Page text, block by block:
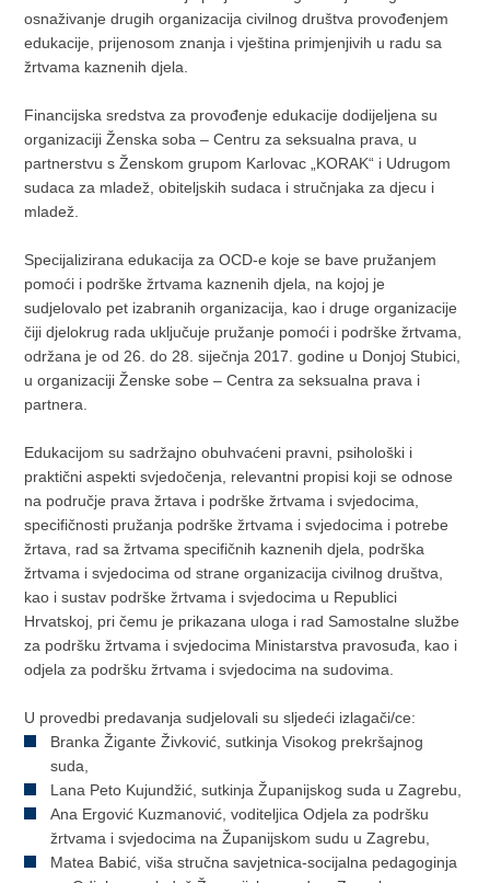
osnaživanje drugih organizacija civilnog društva provođenjem
edukacije, prijenosom znanja i vještina primjenjivih u radu sa
žrtvama kaznenih djela.
Financijska sredstva za provođenje edukacije dodijeljena su
organizaciji Ženska soba – Centru za seksualna prava, u
partnerstvu s Ženskom grupom Karlovac „KORAK“ i Udrugom
sudaca za mladež, obiteljskih sudaca i stručnjaka za djecu i
mladež.
Specijalizirana edukacija za OCD-e koje se bave pružanjem
pomoći i podrške žrtvama kaznenih djela, na kojoj je
sudjelovalo pet izabranih organizacija, kao i druge organizacije
čiji djelokrug rada uključuje pružanje pomoći i podrške žrtvama,
održana je od 26. do 28. siječnja 2017. godine u Donjoj Stubici,
u organizaciji Ženske sobe – Centra za seksualna prava i
partnera.
Edukacijom su sadržajno obuhvaćeni pravni, psihološki i
praktični aspekti svjedočenja, relevantni propisi koji se odnose
na područje prava žrtava i podrške žrtvama i svjedocima,
specifičnosti pružanja podrške žrtvama i svjedocima i potrebe
žrtava, rad sa žrtvama specifičnih kaznenih djela, podrška
žrtvama i svjedocima od strane organizacija civilnog društva,
kao i sustav podrške žrtvama i svjedocima u Republici
Hrvatskoj, pri čemu je prikazana uloga i rad Samostalne službe
za podršku žrtvama i svjedocima Ministarstva pravosuđa, kao i
odjela za podršku žrtvama i svjedocima na sudovima.
U provedbi predavanja sudjelovali su sljedeći izlagači/ce:
Branka Žigante Živković, sutkinja Visokog prekršajnog
suda,
Lana Peto Kujundžić, sutkinja Županijskog suda u Zagrebu,
Ana Ergović Kuzmanović, voditeljica Odjela za podršku
žrtvama i svjedocima na Županijskom sudu u Zagrebu,
Matea Babić, viša stručna savjetnica-socijalna pedagoginja